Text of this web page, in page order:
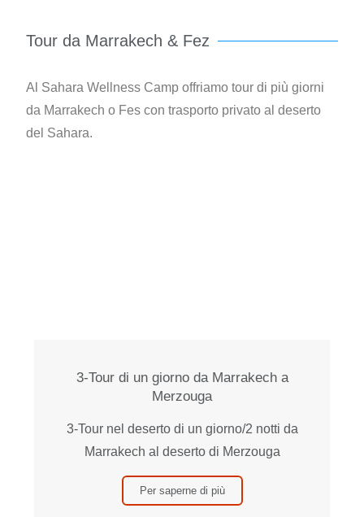
Tour da Marrakech & Fez
Al Sahara Wellness Camp offriamo tour di più giorni
da Marrakech o Fes con trasporto privato al deserto
del Sahara.
3-Tour di un giorno da Marrakech a
Merzouga
3-Tour nel deserto di un giorno/2 notti da
Marrakech al deserto di Merzouga
Per saperne di più